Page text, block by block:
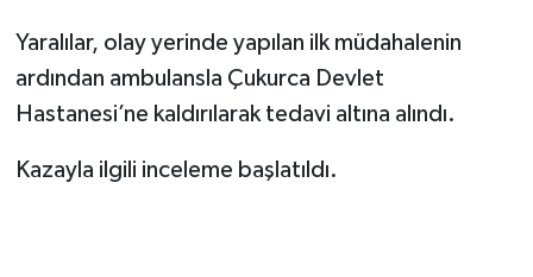
Yaralılar, olay yerinde yapılan ilk müdahalenin
ardından ambulansla Çukurca Devlet
Hastanesi’ne kaldırılarak tedavi altına alındı.
Kazayla ilgili inceleme başlatıldı.